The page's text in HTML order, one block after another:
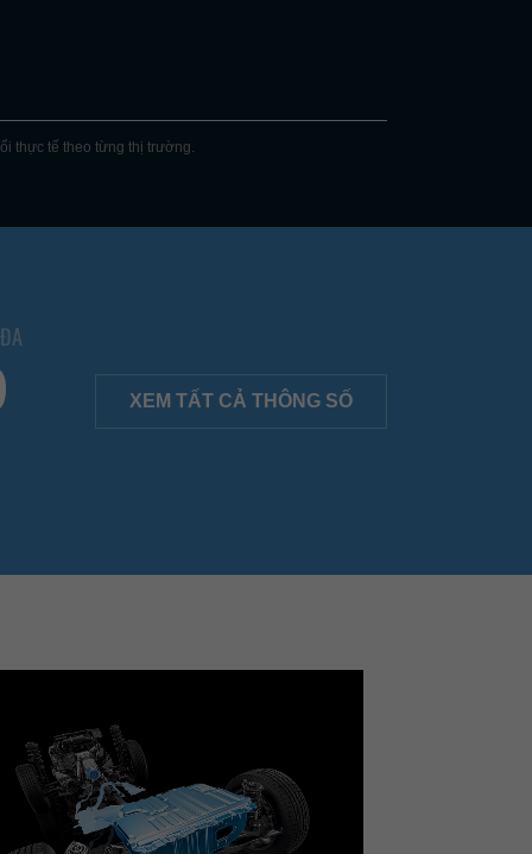
thực tế theo từng thị trường.
XEM TẤT CẢ THÔNG SỐ